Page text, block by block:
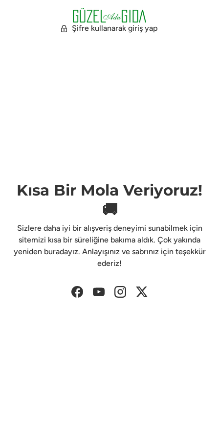
Şifre kullanarak giriş yap
Kısa Bir Mola Veriyoruz!
🚚
Sizlere daha iyi bir alışveriş deneyimi sunabilmek için
sitemizi kısa bir süreliğine bakıma aldık. Çok yakında
yeniden buradayız. Anlayışınız ve sabrınız için teşekkür
ederiz!
FacebookYouTubeInstagramTwitter